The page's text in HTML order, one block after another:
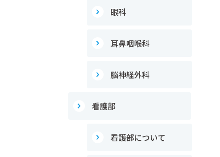
眼科
耳鼻咽喉科
脳神経外科
看護部
看護部について